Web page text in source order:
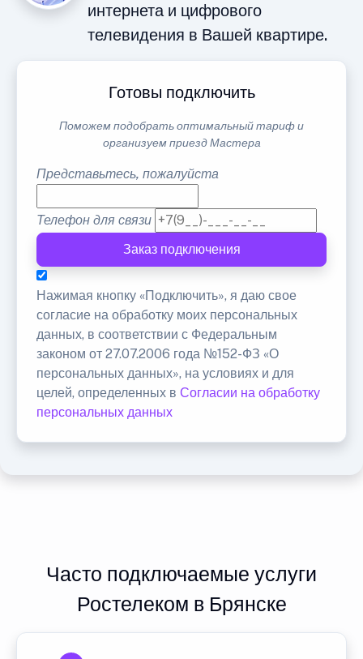
интернета и цифрового
телевидения в Вашей квартире.
Готовы подключить
Поможем подобрать оптимальный тариф и
организуем приезд Мастера
Представьтесь, пожалуйста
Телефон для связи
Заказ подключения
Нажимая кнопку «Подключить», я даю свое
согласие на обработку моих персональных
данных, в соответствии с Федеральным
законом от 27.07.2006 года №152-ФЗ «О
персональных данных», на условиях и для
целей, определенных в Согласии на обработку
персональных данных
Часто подключаемые услуги
Ростелеком в Брянске